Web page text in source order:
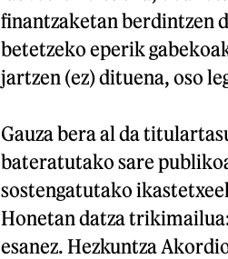
finantzaketan berdintzen
betetzeko eperik
jartzen (ez) dituena, oso
Gauza bera al da
bateratutako sare
sostengatutako
Honetan datza
esanez. Hezkuntza